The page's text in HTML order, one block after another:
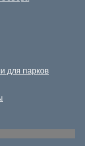
для парков